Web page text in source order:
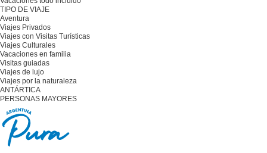
TIPO DE VIAJE
Aventura
Viajes Privados
Viajes con Visitas Turísticas
Viajes Culturales
Vacaciones en familia
Visitas guiadas
Viajes de lujo
Viajes por la naturaleza
ANTÁRTICA
PERSONAS MAYORES